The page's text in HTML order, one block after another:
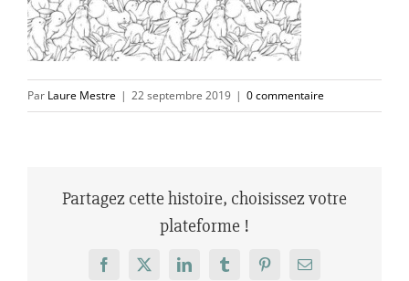
Par Laure Mestre | 22 septembre 2019 | 0 commentaire
Partagez cette histoire, choisissez votre
plateforme !
Facebook
X LinkedInTumblrPinterestEmail